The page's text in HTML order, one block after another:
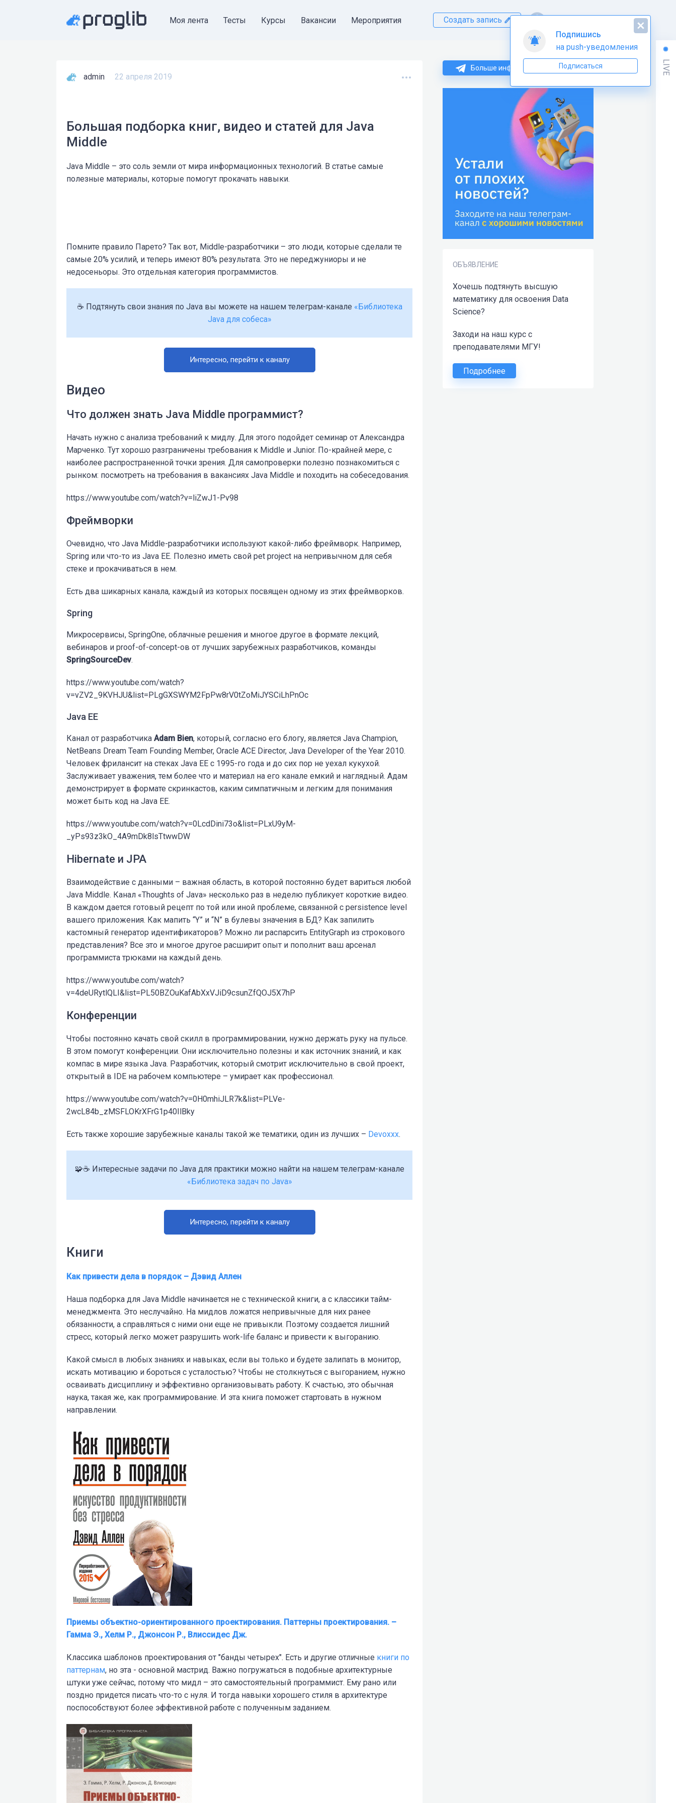
Моя лента Тесты Курсы Вакансии Мероприятия Создать запись
Больше информации по Java тут
ОБЪЯВЛЕНИЕ
Хочешь подтянуть высшую
математику для освоения Data
Science?
Заходи на наш курс с
преподавателями МГУ!
Подробнее
admin 22 апреля 2019
Большая подборка книг, видео и статей для Java
Middle
Java Middle – это соль земли от мира информационных технологий. В статье самые
полезные материалы, которые помогут прокачать навыки.
Помните правило Парето? Так вот, Middle-разработчики – это люди, которые сделали те
самые 20% усилий, и теперь имеют 80% результата. Это не переджуниоры и не
недосеньоры. Это отдельная категория программистов.
☕ Подтянуть свои знания по Java вы можете на нашем телеграм-канале «Библиотека
Java для собеса»
Интересно, перейти к каналу
Видео
Что должен знать Java Middle программист?
Начать нужно с анализа требований к мидлу. Для этого подойдет семинар от Александра
Марченко. Тут хорошо разграничены требования к Middle и Junior. По-крайней мере, с
наиболее распространенной точки зрения. Для самопроверки полезно познакомиться с
рынком: посмотреть на требования в вакансиях Java Middle и походить на собеседования.
https://www.youtube.com/watch?v=liZwJ1-Pv98
Фреймворки
Очевидно, что Java Middle-разработчики используют какой-либо фреймворк. Например,
Spring или что-то из Java EE. Полезно иметь свой pet project на непривычном для себя
стеке и прокачиваться в нем.
Есть два шикарных канала, каждый из которых посвящен одному из этих фреймворков.
Spring
Микросервисы, SpringOne, облачные решения и многое другое в формате лекций,
вебинаров и proof-of-concept-ов от лучших зарубежных разработчиков, команды
SpringSourceDev.
https://www.youtube.com/watch?
v=vZV2_9KVHJU&list=PLgGXSWYM2FpPw8rV0tZoMiJYSCiLhPnOc
Java EE
Канал от разработчика Adam Bien, который, согласно его блогу, является Java Champion,
NetBeans Dream Team Founding Member, Oracle ACE Director, Java Developer of the Year 2010.
Человек фрилансит на стеках Java EE с 1995-го года и до сих пор не уехал кукухой.
Заслуживает уважения, тем более что и материал на его канале емкий и наглядный. Адам
демонстрирует в формате скринкастов, каким симпатичным и легким для понимания
может быть код на Java EE.
https://www.youtube.com/watch?v=0LcdDini73o&list=PLxU9yM-
_yPs93z3kO_4A9mDk8lsTtwwDW
Hibernate и JPA
Взаимодействие с данными – важная область, в которой постоянно будет вариться любой
Java Middle. Канал «Thoughts of Java» несколько раз в неделю публикует короткие видео.
В каждом дается готовый рецепт по той или иной проблеме, связанной с persistence level
вашего приложения. Как мапить “Y” и “N” в булевы значения в БД? Как запилить
кастомный генератор идентификаторов? Можно ли распарсить EntityGraph из строкового
представления? Все это и многое другое расширит опыт и пополнит ваш арсенал
программиста трюками на каждый день.
https://www.youtube.com/watch?
v=4deURytlQLI&list=PL50BZOuKafAbXxVJiD9csunZfQOJ5X7hP
Конференции
Чтобы постоянно качать свой скилл в программировании, нужно держать руку на пульсе.
В этом помогут конференции. Они исключительно полезны и как источник знаний, и как
компас в мире языка Java. Разработчик, который смотрит исключительно в свой проект,
открытый в IDE на рабочем компьютере – умирает как профессионал.
https://www.youtube.com/watch?v=0H0mhiJLR7k&list=PLVe-
2wcL84b_zMSFLOKrXFrG1p40IlBky
Есть также хорошие зарубежные каналы такой же тематики, один из лучших – Devoxxx.
🧩☕ Интересные задачи по Java для практики можно найти на нашем телеграм-канале
«Библиотека задач по Java»
Интересно, перейти к каналу
Книги
Как привести дела в порядок – Дэвид Аллен
Наша подборка для Java Middle начинается не с технической книги, а с классики тайм-
менеджмента. Это неслучайно. На мидлов ложатся непривычные для них ранее
обязанности, а справляться с ними они еще не привыкли. Поэтому создается лишний
стресс, который легко может разрушить work-life баланс и привести к выгоранию.
Какой смысл в любых знаниях и навыках, если вы только и будете залипать в монитор,
искать мотивацию и бороться с усталостью? Чтобы не столкнуться с выгоранием, нужно
осваивать дисциплину и эффективно организовывать работу. К счастью, это обычная
наука, такая же, как программирование. И эта книга поможет стартовать в нужном
направлении.
Приемы объектно-ориентированного проектирования. Паттерны проектирования. –
Гамма Э., Хелм Р., Джонсон Р., Влиссидес Дж.
Классика шаблонов проектирования от "банды четырех". Есть и другие отличные книги по
паттернам, но эта - основной мастрид. Важно погружаться в подобные архитектурные
штуки уже сейчас, потому что мидл – это самостоятельный программист. Ему рано или
поздно придется писать что-то с нуля. И тогда навыки хорошего стиля в архитектуре
поспособствуют более эффективной работе с полученным заданием.
LIVE
Подпишись
на push-уведомления
Подписаться